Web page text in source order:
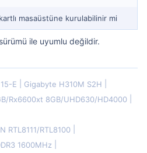
masaüstüne kurulabilinir mi
ile uyumlu değildir.
E
Gigabyte H310M S2H
Rx6600xt 8GB/UHD630/HD4000
RTL8111/RTL8100
1600MHz